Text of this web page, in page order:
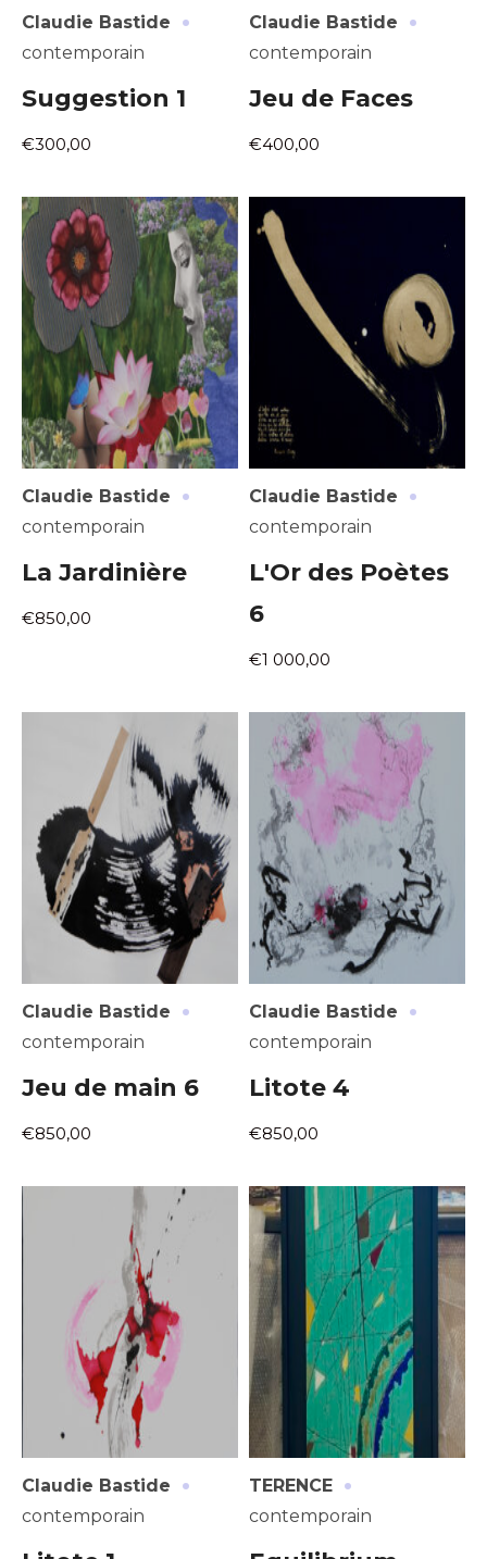
Adresse email*
Nom
J'accepte les termes et conditions
* Champ obligatoire
Adresse email*
Nom
Statut / Organisation
J'accepte lestermes et conditions
* Champ obligatoire
Claudie Bastide ·
contemporain
Suggestion 1
€300,00
Claudie Bastide ·
contemporain
Jeu de Faces
€400,00
Claudie Bastide ·
contemporain
La Jardinière
€850,00
Claudie Bastide ·
contemporain
L'Or des Poètes
6
€1 000,00
Claudie Bastide ·
contemporain
Jeu de main 6
€850,00
Claudie Bastide ·
contemporain
Litote 4
€850,00
Claudie Bastide ·
contemporain
TERENCE ·
contemporain